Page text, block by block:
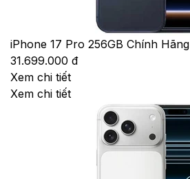
iPhone 17 Pro 256GB Chính Hãng
31.699.000 đ
Xem chi tiết
Xem chi tiết